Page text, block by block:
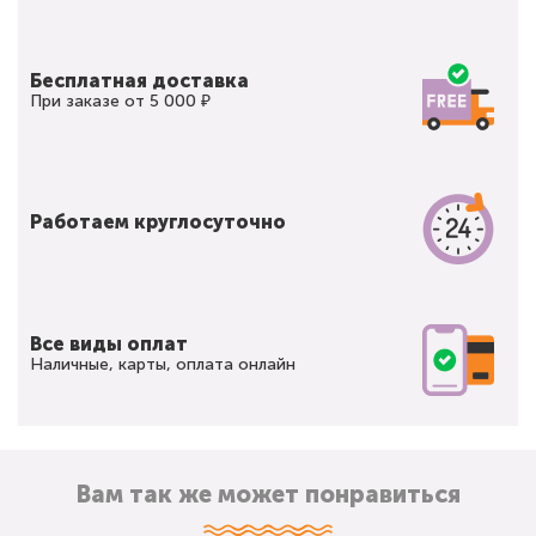
Бесплатная доставка
При заказе от 5 000 ₽
Работаем круглосуточно
Все виды оплат
Наличные, карты, оплата онлайн
Вам так же может понравиться